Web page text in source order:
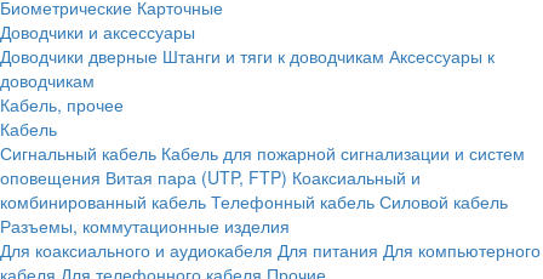
Биометрические Карточные
Доводчики и аксессуары
Доводчики дверные Штанги и тяги к доводчикам Аксессуары к
доводчикам
Кабель, прочее
Кабель
Сигнальный кабель Кабель для пожарной сигнализации и систем
оповещения Витая пара (UTP, FTP) Коаксиальный и
комбинированный кабель Телефонный кабель Силовой кабель
Разъемы, коммутационные изделия
Для коаксиального и аудиокабеля Для питания Для компьютерного